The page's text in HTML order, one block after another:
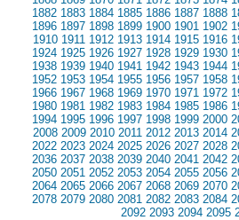
1882 1883 1884 1885 1886 1887 1888
1896 1897 1898 1899 1900 1901 1902
1910 1911 1912 1913 1914 1915 1916
1924 1925 1926 1927 1928 1929 1930
1938 1939 1940 1941 1942 1943 1944
1952 1953 1954 1955 1956 1957 1958
1966 1967 1968 1969 1970 1971 1972
1980 1981 1982 1983 1984 1985 1986
1994 1995 1996 1997 1998 1999 2000
2008 2009 2010 2011 2012 2013 2014
2022 2023 2024 2025 2026 2027 2028
2036 2037 2038 2039 2040 2041 2042
2050 2051 2052 2053 2054 2055 2056
2064 2065 2066 2067 2068 2069 2070
2078 2079 2080 2081 2082 2083 2084
2092 2093 2094 2095